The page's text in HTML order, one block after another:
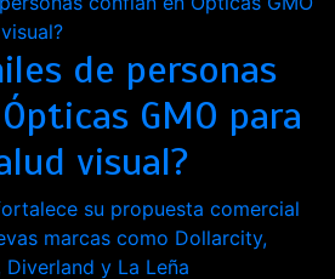
de personas
GMO para
visual?